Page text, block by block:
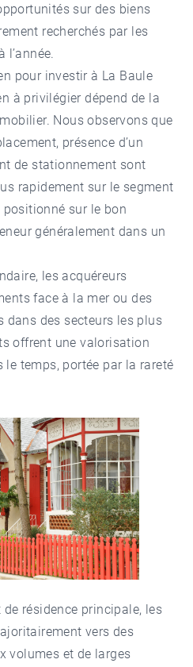
sur des biens
recherchés par les
pour investir à La Baule
à privilégier dépend de la
Nous observons que
présence d’un
de stationnement sont
rapidement sur le segment
sur le bon
généralement dans un
les acquéreurs
face à la mer ou des
dans des secteurs les plus
offrent une valorisation
le temps, portée par la rareté
de résidence principale, les
vers des
volumes et de larges